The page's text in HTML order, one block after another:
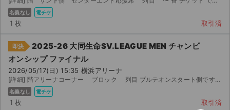
名義なし 電チケ
1 枚 取引済
即決
2025-26 大同生命SV.LEAGUE MEN チャンピ
オンシップ ファイナル
2026/05/17(日) 15:35 横浜アリーナ
[詳細] 階アリーナコーナー ブロック 列目 ブルテオンスタート側です。 試合が行われなかった...
名義なし 電チケ
1 枚 取引済